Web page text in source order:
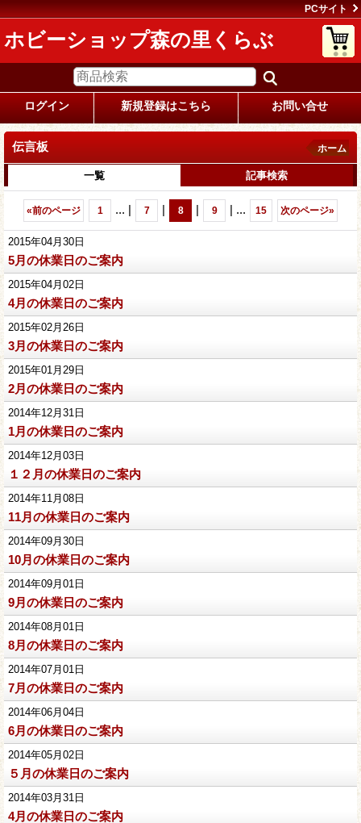
PCサイト
ホビーショップ森の里くらぶ
ログイン 新規登録はこちら お問い合せ
伝言板 ホーム
一覧 記事検索
«前のページ 1 ... | 7 | 8 | 9 | ... 15 次のページ»
2015年04月30日
5月の休業日のご案内
2015年04月02日
4月の休業日のご案内
2015年02月26日
3月の休業日のご案内
2015年01月29日
2月の休業日のご案内
2014年12月31日
1月の休業日のご案内
2014年12月03日
１２月の休業日のご案内
2014年11月08日
11月の休業日のご案内
2014年09月30日
10月の休業日のご案内
2014年09月01日
9月の休業日のご案内
2014年08月01日
8月の休業日のご案内
2014年07月01日
7月の休業日のご案内
2014年06月04日
6月の休業日のご案内
2014年05月02日
５月の休業日のご案内
2014年03月31日
4月の休業日のご案内